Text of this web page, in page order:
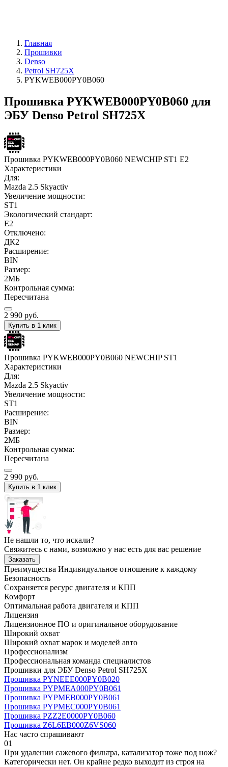
Главная
Прошивки
Denso
Petrol SH725X
PYKWEB000PY0B060
Прошивка PYKWEB000PY0B060 для
ЭБУ Denso Petrol SH725X
Прошивка PYKWEB000PY0B060 NEWCHIP ST1 E2
Характеристики
Для:
Mazda 2.5 Skyactiv
Увеличение мощности:
ST1
Экологический стандарт:
E2
Отключено:
ДК2
Расширение:
BIN
Размер:
2МБ
Контрольная сумма:
Пересчитана
2 990 руб.
Купить в 1 клик
Прошивка PYKWEB000PY0B060 NEWCHIP ST1
Характеристики
Для:
Mazda 2.5 Skyactiv
Увеличение мощности:
ST1
Расширение:
BIN
Размер:
2МБ
Контрольная сумма:
Пересчитана
2 990 руб.
Купить в 1 клик
Не нашли то, что искали?
Свяжитесь с нами, возможно у нас есть для вас решение
Заказать
Преимущества Индивидуальное отношение к каждому
Безопасность
Сохраняется ресурс двигателя и КПП
Комфорт
Оптимальная работа двигателя и КПП
Лицензия
Лицензионное ПО и оригинальное оборудование
Широкий охват
Широкий охват марок и моделей авто
Профессионализм
Профессиональная команда специалистов
Прошивки для ЭБУ Denso Petrol SH725X
Прошивка PYNEEE000PY0B020
Прошивка PYPMEA000PY0B061
Прошивка PYPMEB000PY0B061
Прошивка PYPMEC000PY0B061
Прошивка PZZ2E0000PY0B060
Прошивка Z6L6EB000Z6VS060
Нас часто спрашивают
01
При удалении сажевого фильтра, катализатор тоже под нож?
Категорически нет. Он крайне редко выходит из строя на